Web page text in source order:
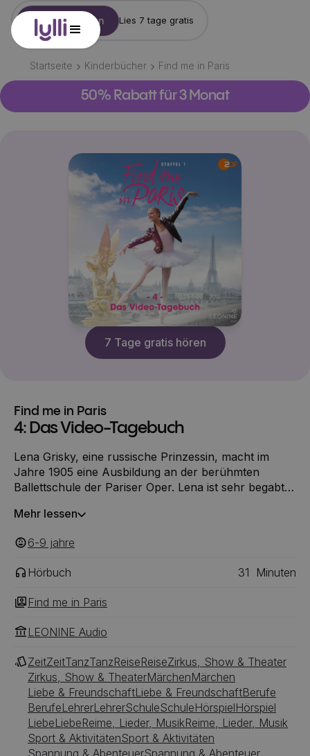
Konto erstellen Lies 7 tage gratis
Startseite Kinderbücher Find me in Paris
50% Rabatt für 3 Monat
7 Tage gratis hören
Find me in Paris
4: Das Video-Tagebuch
Lena Grisky, eine russische Prinzessin, macht im
Jahre 1905 eine Ausbildung an der berühmten
Ballettschule der Pariser Oper. Lena ist sehr begabt
ihrem Freund Henri ein wertvolles Amulett geschenkt
Gegenwart katapultiert.
Mehr lessen
6-9 ‎‎ jahre
Hörbuch 31 Minuten
Find me in Paris
LEONINE Audio
ZeitZeitTanzTanzReiseReiseZirkus, Show & Theater
Zirkus, Show & TheaterMärchenMärchen
Liebe & FreundschaftLiebe & FreundschaftBerufe
BerufeLehrerLehrerSchuleSchuleHörspielHörspiel
LiebeLiebeReime, Lieder, MusikReime, Lieder, Musik
Sport & AktivitätenSport & Aktivitäten
Spannung & AbenteuerSpannung & Abenteuer